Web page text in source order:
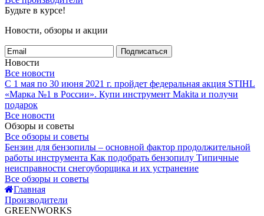
Будьте в курсе!
Новости, обзоры и акции
Подписаться
Новости
Все новости
С 1 мая по 30 июня 2021 г. пройдет федеральная акция STIHL
«Марка №1 в России». Купи инструмент Makita и получи
подарок
Все новости
Обзоры и советы
Все обзоры и советы
Бензин для бензопилы – основной фактор продолжительной
работы инструмента Как подобрать бензопилу Типичные
неисправности снегоуборщика и их устранение
Все обзоры и советы
Главная
Производители
GREENWORKS